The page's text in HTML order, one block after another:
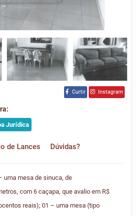
Curtir Instagram
Jurídica
de Lances Dúvidas?
uma mesa de sinuca, de
com 6 caçapa, que avalio em R$
reais); 01 – uma mesa (tipo